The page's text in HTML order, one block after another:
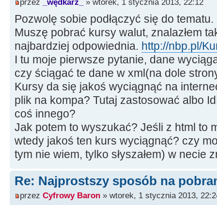
void __fastcallTForm1::
*ASender, TWorkMode
AWorkCount)
{
ProgressBar1->Position=
}
----------------------------
void __fastcall
*ASender, TWorkMode AWorkMode
{
ShowMessage( "Pobrano!" );
}
----------------------------
przez _wędkarz_ » wtorek, 1 stycznia 2013, 22:12
Pozwolę sobie podłączyć się do tematu.
Muszę pobrać kursy walut, znalazłem
najbardziej odpowiednia. http://nbp.pl/
I tu moje pierwsze pytanie, dane
czy ściągać te dane w xml(na dole
Kursy da się jakoś wyciągnąć na
plik na kompa? Tutaj zastosować albo
coś innego?
Jak potem to wyszukać? Jeśli z html to
wtedy jakoś ten kurs wyciągnąć? czy
tym nie wiem, tylko słyszałem) w necie
Re: Najprostszy sposób na
przez Cyfrowy Baron » wtorek, 1 stycznia 2013,